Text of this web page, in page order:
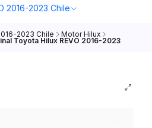
2016-2023 Chile
2023 Chile Motor Hilux
Toyota Hilux REVO 2016-2023